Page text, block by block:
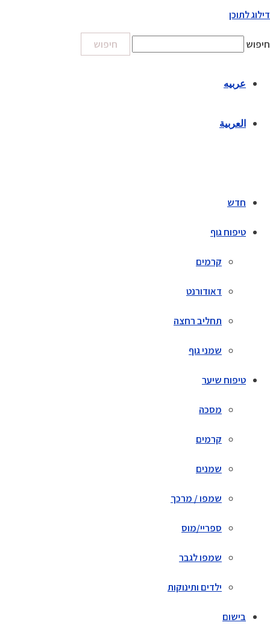
דילוג לתוכן
חיפוש חיפוש
عربيه
العربية
חדש
טיפוח גוף
קרמים
דאודורנט
תחליב רחצה
שמני גוף
טיפוח שיער
מסכה
קרמים
שמנים
שמפו / מרכך
ספריי/מוס
שמפו לגבר
ילדים ותינוקות
בישום